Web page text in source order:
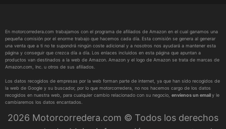
En motorcorredera.com trabajamos con el programa de afiliados de Amazon en el cual ganamos una
pequeña comisión por el enorme trabajo que hacemos cada día. Esta comisión se genera al generar
una venta que a ti no te supondrá ningún coste adicional y a nosotros nos ayudará a mantener esta
página y conseguir que crezca día a día. Los enlaces incluidos en esta página que apuntan a
productos van destinados a la web de Amazon. Amazon y el logo de Amazon se trata de marcas de
Amazon.com, Inc. u otros de sus afiliados.
Los datos recogidos de empresas por la web forman parte de internet, ya que han sido recogidos de
la web de Google y su buscador, por lo que motorcorredera, no nos hacemos cargo de los datos
recogidos en nuestra web, para cualquier cambio relacionado con su negocio, envíenos un emaily le
cambiaremos los datos encantados.
2026 Motorcorredera.com © Todos los derechos